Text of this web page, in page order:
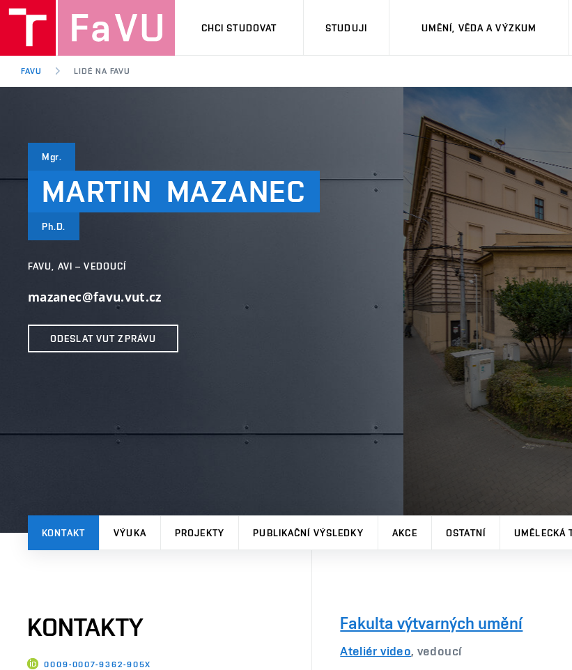
CHCI STUDOVAT STUDUJI UMĚNÍ, VĚDA A VÝZKUM
FAVU LIDÉ NA FAVU
Mgr.
MARTIN MAZANEC
Ph.D.
FAVU, AVI – VEDOUCÍ
mazanec@favu.vut.cz
ODESLAT VUT ZPRÁVU
KONTAKT VÝUKA PROJEKTY PUBLIKAČNÍ VÝSLEDKY AKCE OSTATNÍ UMĚLECKÁ
KONTAKTY
0009-0007-9362-905X
Fakulta výtvarných umění
Ateliér video, vedoucí